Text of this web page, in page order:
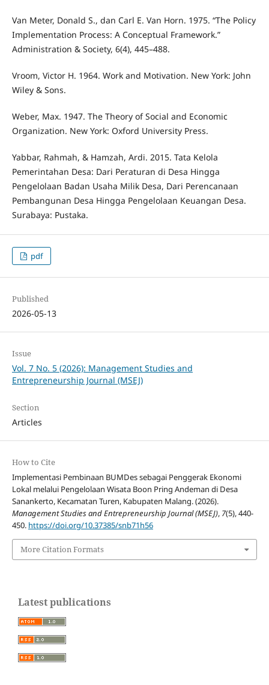
Van Meter, Donald S., dan Carl E. Van Horn. 1975. “The Policy
Implementation Process: A Conceptual Framework.”
Administration & Society, 6(4), 445–488.
Vroom, Victor H. 1964. Work and Motivation. New York: John
Wiley & Sons.
Weber, Max. 1947. The Theory of Social and Economic
Organization. New York: Oxford University Press.
Yabbar, Rahmah, & Hamzah, Ardi. 2015. Tata Kelola
Pemerintahan Desa: Dari Peraturan di Desa Hingga
Pengelolaan Badan Usaha Milik Desa, Dari Perencanaan
Pembangunan Desa Hingga Pengelolaan Keuangan Desa.
Surabaya: Pustaka.
pdf
Published
2026-05-13
Issue
Vol. 7 No. 5 (2026): Management Studies and
Entrepreneurship Journal (MSEJ)
Section
Articles
How to Cite
Implementasi Pembinaan BUMDes sebagai Penggerak Ekonomi
Lokal melalui Pengelolaan Wisata Boon Pring Andeman di Desa
Sanankerto, Kecamatan Turen, Kabupaten Malang. (2026).
Management Studies and Entrepreneurship Journal (MSEJ), 7(5), 440-
450. https://doi.org/10.37385/snb71h56
More Citation Formats
Latest publications